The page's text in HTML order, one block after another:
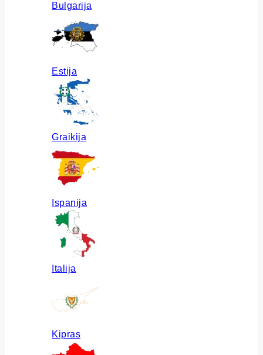
Bulgarija
Estija
Graikija
Ispanija
Italija
Kipras